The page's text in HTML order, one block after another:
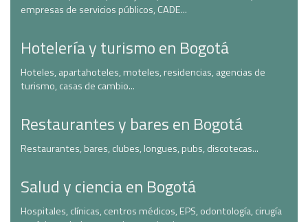
empresas de servicios públicos, CADE...
Hotelería y turismo en Bogotá
Hoteles, apartahoteles, moteles, residencias, agencias de
turismo, casas de cambio...
Restaurantes y bares en Bogotá
Restaurantes, bares, clubes, longues, pubs, discotecas...
Salud y ciencia en Bogotá
Hospitales, clínicas, centros médicos, EPS, odontología, cirugía